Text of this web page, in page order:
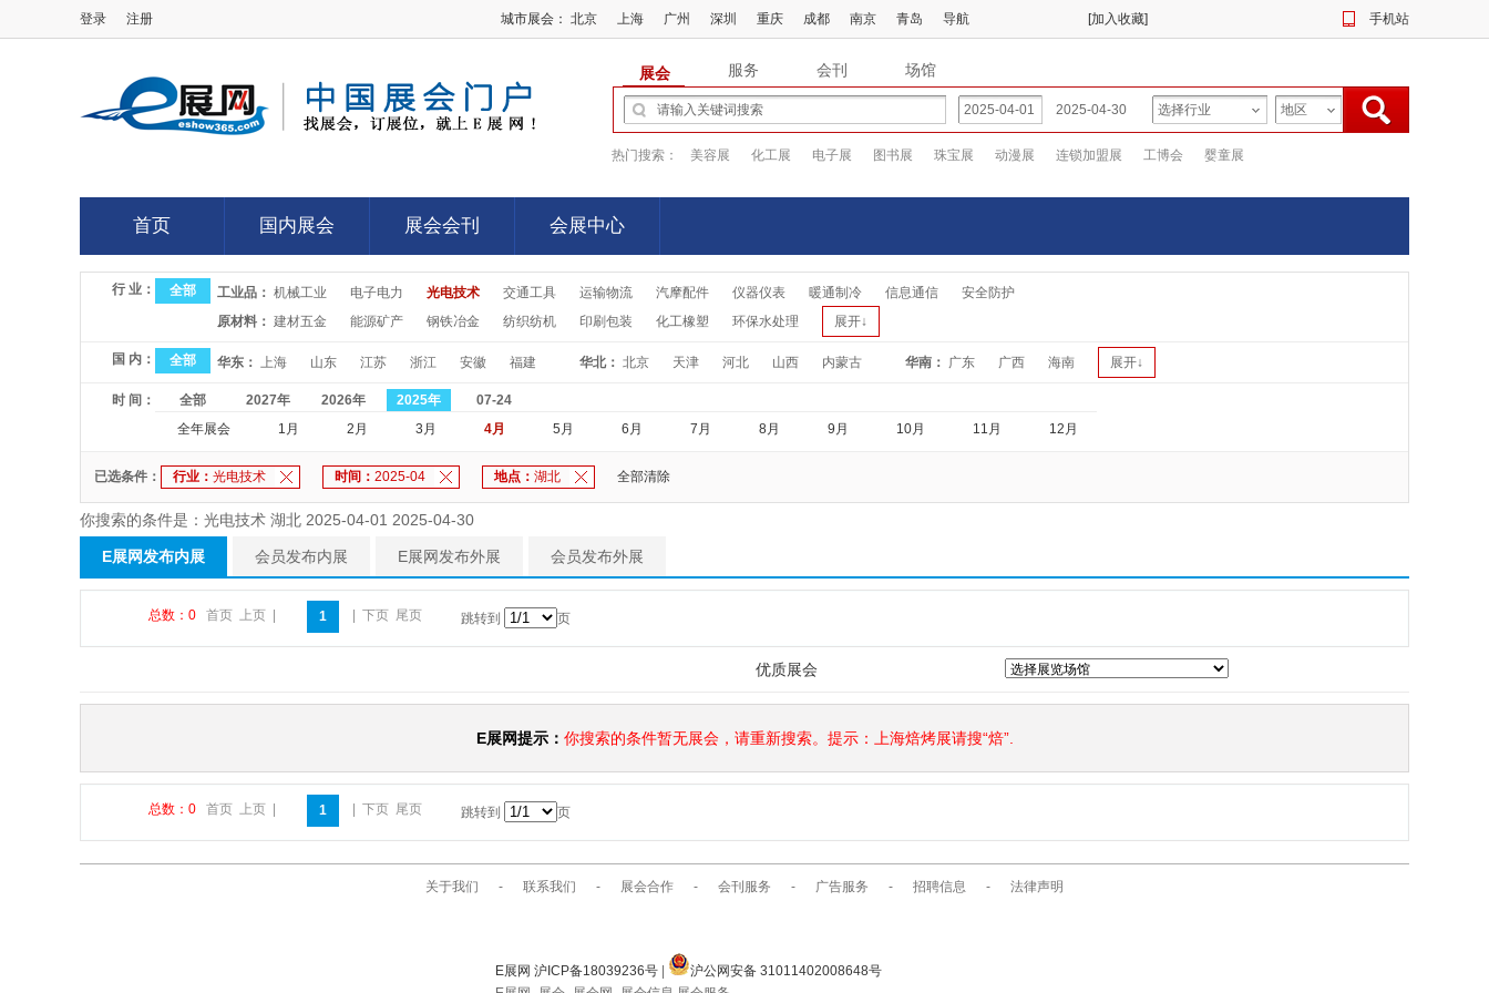
登录 注册 城市展会： 北京 上海 广州 深圳 重庆 成都 南京 青岛 导航 [加入收藏] 手机站
展会 服务 会刊 场馆
热门搜索： 美容展 化工展 电子展 图书展 珠宝展 动漫展 连锁加盟展 工博会 婴童展
首页
首页
国内展会
国内展会
展会会刊
展会会刊
会展中心
会展中心
行 业： 全部 工业品： 机械工业 电子电力 光电技术 交通工具 运输物流 汽摩配件 仪器仪表 暖通制冷 信息通信
安全防护
原材料： 建材五金 能源矿产 钢铁冶金 纺织纺机 印刷包装 化工橡塑 环保水处理 展开↓
国 内： 全部 华东： 上海 山东 江苏 浙江 安徽 福建 华北： 北京 天津 河北 山西 内蒙古 华南： 广东 广西 海南 展开↓
时 间： 全部 2027年 2026年 2025年
07-24
全年展会
1月 2月 3月 4月 5月 6月 7月 8月 9月 10月 11月 12月
已选条件： 行业： 光电技术 时间： 2025-04 地点： 湖北 全部清除
你搜索的条件是：光电技术 湖北 2025-04-01 2025-04-30
E展网发布内展 会员发布内展 E展网发布外展 会员发布外展
总数：0 首页 上页 1 下页 尾页 跳转到 页
优质展会
E展网提示： 你搜索的条件暂无展会，请重新搜索。提示：上海焙烤展请搜“焙”.
总数：0 首页 上页 1 下页 尾页 跳转到 页
关于我们 - 联系我们 - 展会合作 - 会刊服务 - 广告服务 - 招聘信息 - 法律声明
E展网 沪ICP备18039236号
沪公网安备 31011402008648号